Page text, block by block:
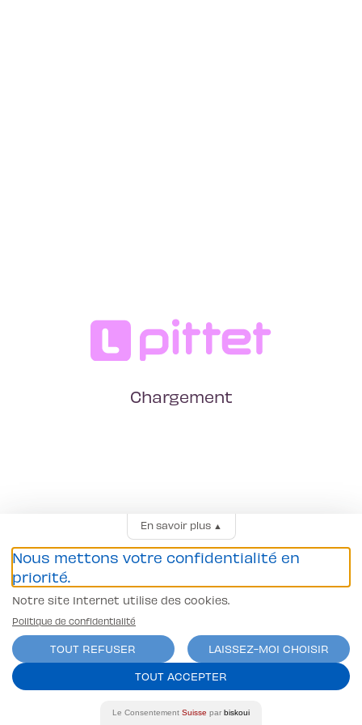
Chargement
En savoir plus▲
Nous mettons votre confidentialité en
priorité.
Notre site Internet utilise des cookies.
Politique de confidentialité
TOUT REFUSER
LAISSEZ-MOI CHOISIR
TOUT ACCEPTER
Le Consentement Suisse par biskoui